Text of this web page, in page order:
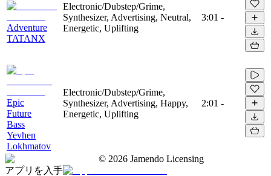
Adventure
TATANX
Electronic/Dubstep/Grime,
Synthesizer, Advertising, Neutral,
Energetic, Uplifting
3:01 -
Epic
Future
Bass
Yevhen
Lokhmatov
Electronic/Dubstep/Grime,
Synthesizer, Advertising, Happy,
Energetic, Uplifting
2:01 -
© 2026 Jamendo Licensing
アプリを入手